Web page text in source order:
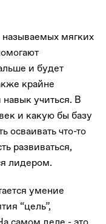
называемых мягких
и будет
крайне
учиться. В
и какую бы базу
осваивать что-то
развиваться,
лидером.
умение
“цель”,
самом деле - это